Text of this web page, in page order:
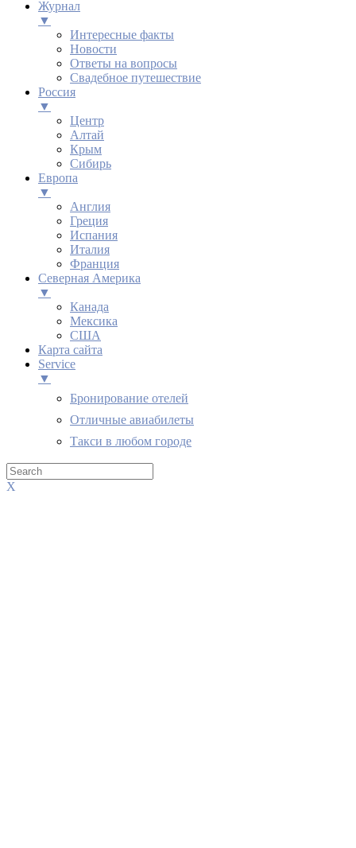
Журнал
▼
Интересные факты
Новости
Ответы на вопросы
Свадебное путешествие
Россия
▼
Центр
Алтай
Крым
Сибирь
Европа
▼
Англия
Греция
Испания
Италия
Франция
Северная Америка
▼
Канада
Мексика
США
Карта сайта
Service
▼
Бронирование отелей
Отличные авиабилеты
Такси в любом городе
X